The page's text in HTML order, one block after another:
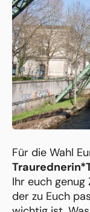
Für die Wahl
Ihr euch
der zu Euch